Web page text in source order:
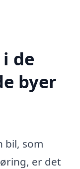
de
byer
bil, som
er det